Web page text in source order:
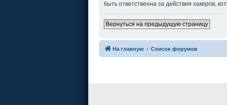
быть ответственна за действия хакеров,
Вернуться на предыдущую страницу
На главную Список форумов